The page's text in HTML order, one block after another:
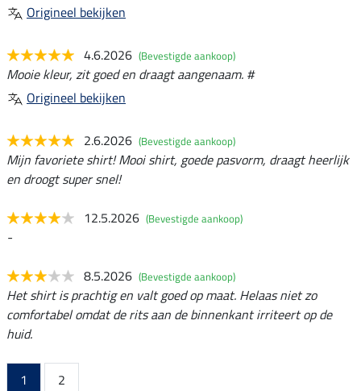
Origineel bekijken
4.6.2026 (Bevestigde aankoop)
Mooie kleur, zit goed en draagt aangenaam. #
Origineel bekijken
2.6.2026 (Bevestigde aankoop)
Mijn favoriete shirt! Mooi shirt, goede pasvorm, draagt heerlijk
en droogt super snel!
12.5.2026 (Bevestigde aankoop)
-
8.5.2026 (Bevestigde aankoop)
Het shirt is prachtig en valt goed op maat. Helaas niet zo
comfortabel omdat de rits aan de binnenkant irriteert op de
huid.
1
2